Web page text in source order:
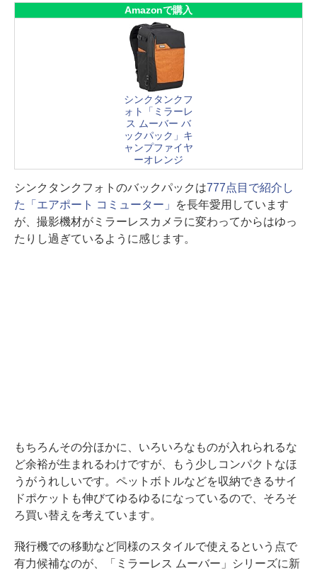
Amazonで購入
シンクタンクフ
ォト「ミラーレ
ス ムーバー バ
ックパック」キ
ャンプファイヤ
ーオレンジ
シンクタンクフォトのバックパックは777点目で紹介し
た「エアポート コミューター」
を長年愛用しています
が、撮影機材がミラーレスカメラに変わってからはゆっ
たりし過ぎているように感じます。
もちろんその分ほかに、いろいろなものが入れられるな
ど余裕が生まれるわけですが、もう少しコンパクトなほ
うがうれしいです。ペットボトルなどを収納できるサイ
ドポケットも伸びてゆるゆるになっているので、そろそ
ろ買い替えを考えています。
飛行機での移動など同様のスタイルで使えるという点で
有力候補なのが、「ミラーレス ムーバー」シリーズに新